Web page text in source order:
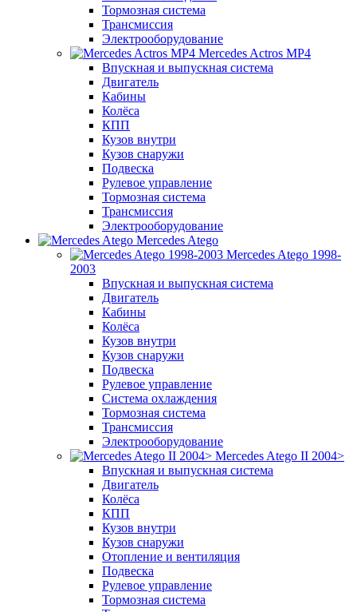
Тормозная система
Трансмиссия
Электрооборудование
Mercedes Actros MP4
Впускная и выпускная система
Двигатель
Кабины
Колёса
КПП
Кузов внутри
Кузов снаружи
Подвеска
Рулевое управление
Тормозная система
Трансмиссия
Электрооборудование
Mercedes Atego
Mercedes Atego 1998-
2003
Впускная и выпускная система
Двигатель
Кабины
Колёса
Кузов внутри
Кузов снаружи
Подвеска
Рулевое управление
Система охлаждения
Тормозная система
Трансмиссия
Электрооборудование
Mercedes Atego II 2004>
Впускная и выпускная система
Двигатель
Колёса
КПП
Кузов внутри
Кузов снаружи
Отопление и вентиляция
Подвеска
Рулевое управление
Тормозная система